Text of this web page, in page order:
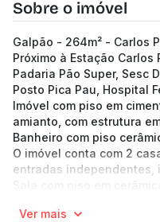
Sobre o imóvel
Galpão - 264m² - Carlos
Próximo à Estação Carlos
Padaria Pão Super, Sesc
Posto Pica Pau, Hospital
Imóvel com piso em
amianto, com estrutura
Banheiro com piso
O imóvel conta com 2
entradas independentes,
Sala com piso em
Banho com piso em
Ver mais